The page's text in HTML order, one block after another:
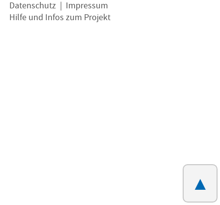
Datenschutz
Impressum
Hilfe und Infos zum Projekt
▲